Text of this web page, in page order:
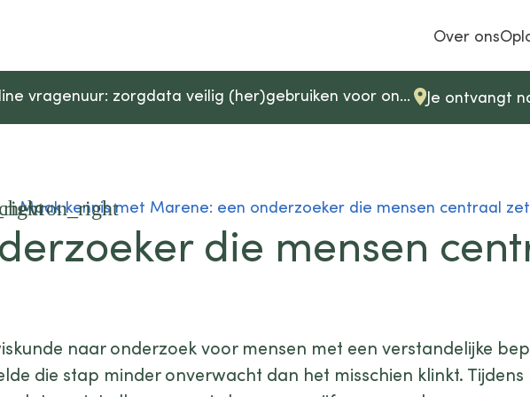
Over ons
van
Veilig
Samen leren en delen over
zorgdata, privacy en innovatie.
Advies op
zorgdata
vragenuur: zorgdata veilig (her)gebruiken voor onderzoek Je ontvangt
Maak kennis met Marene: een onderzoeker die mensen centraal zet
die mensen
naar onderzoek voor mensen met een verstandelijke
die stap minder onverwacht dan het misschien klinkt. Tijdens